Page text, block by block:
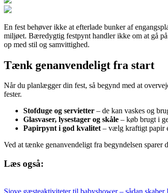
En fest behøver ikke at efterlade bunker af
miljøet. Bæredygtig festpynt handler ikke om at gå
op med stil og samvittighed.
Tænk genanvendeligt fra start
Når du planlægger din fest, så begynd med at
fester.
Stofduge og servietter – de kan vaskes og
Glasvaser, lysestager og skåle – køb brugt i
Papirpynt i god kvalitet– vælg kraftigt papir
Ved at tænke genanvendeligt fra begyndelsen sparer
Læs også:
Sjove gæsteaktiviteter til babyshower – sådan